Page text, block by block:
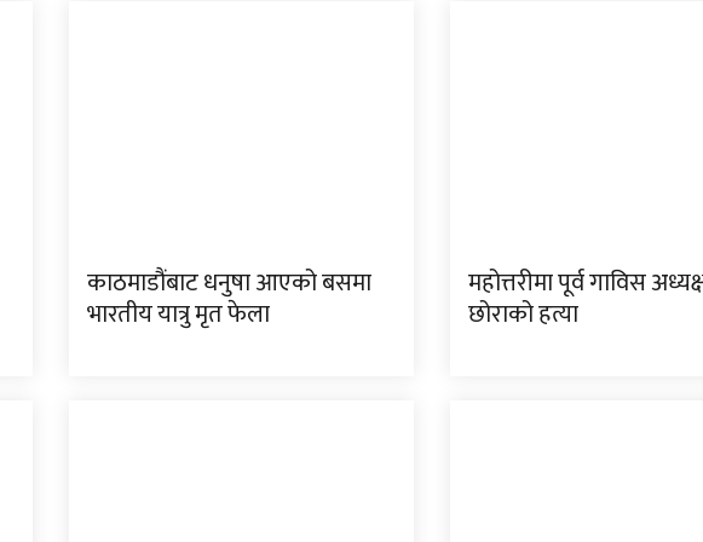
काठमाडौंबाट धनुषा आएको बसमा
भारतीय यात्रु मृत फेला
महोत्तरीमा पूर्व गाविस
छोराको हत्या